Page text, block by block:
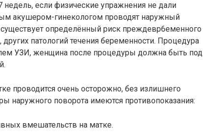
недель, если физические упражнения не дали
акушером-гинекологом проводят наружный
определённый риск преждевр6еменного
патологий течения беременности. Процедура
УЗИ, женщина после процедуры должна быть под
проводится очень осторожно, без излишнего
наружного поворота имеются противопоказания:
вмешательств на матке.